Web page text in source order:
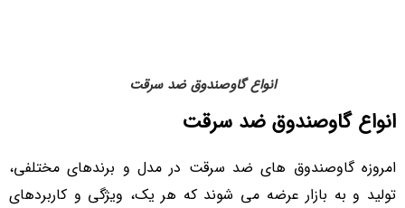
انواع گاوصندوق ضد سرقت
انواع گاوصندوق ضد سرقت
امروزه گاوصندوق های ضد سرقت در مدل و برندهای مختلفی،
تولید و به بازار عرضه می شوند که هر یک، ویژگی و کاربردهای